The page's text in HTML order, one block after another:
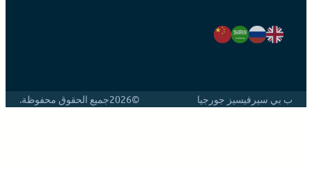
ب بي سيرفيسيز جورجيا ©2026 جميع الحقوق محفوظة.